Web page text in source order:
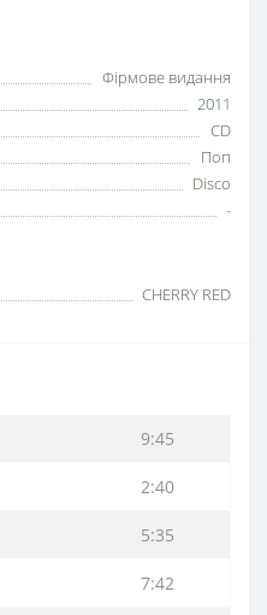
Фірмове видання
2011
CD
Поп
Disco
-
CHERRY RED
9:45
2:40
5:35
7:42